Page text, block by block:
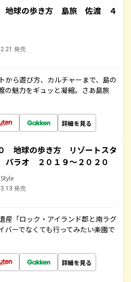
地球の歩き方 島旅 佐渡 ４
発売
ら遊び方、カルチャーまで、島の
の魅力をギュッと凝縮。さあ島旅
詳細を見る
地球の歩き方 リゾートスタ
ラオ ２０１９～２０２０
発売
産「ロック・アイランド郡と南ラグ
バーでなくても行ってみたい楽園で
詳細を見る